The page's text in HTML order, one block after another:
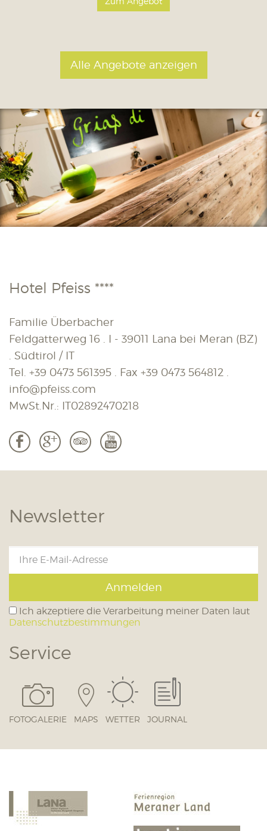
Alle Angebote anzeigen
Hotel Pfeiss ****
Familie Überbacher
Feldgatterweg 16 . I - 39011 Lana bei Meran (BZ)
. Südtirol / IT
Tel. +39 0473 561395 . Fax +39 0473 564812
info@pfeiss.com
MwSt.Nr.: IT02892470218
b c 3 r
Newsletter
Anmelden
Ich akzeptiere die Verarbeitung meiner Daten laut
Datenschutzbestimmungen
Service
FOTOGALERIE MAPS WETTER JOURNAL